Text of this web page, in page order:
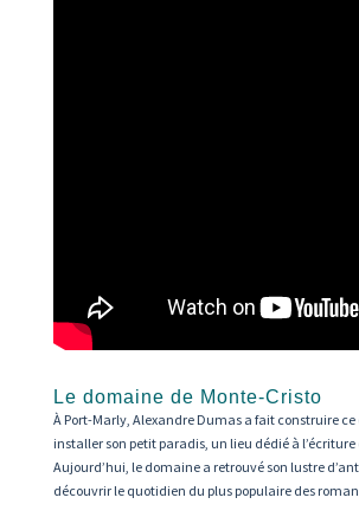
Le domaine de Monte-Cristo
À Port-Marly, Alexandre Dumas a fait construire
installer son petit paradis, un lieu dédié à l’écriture
Aujourd’hui, le domaine a retrouvé son lustre
découvrir le quotidien du plus populaire des